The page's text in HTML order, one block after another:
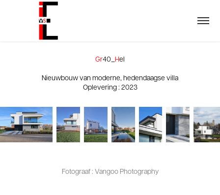
Gr40_ Hel
Nieuwbouw van moderne, hedendaagse villa
Oplevering : 2023
Fotograaf : Vangoo Photography